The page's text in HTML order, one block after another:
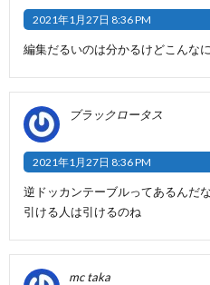
2021年1月27日 8:36 PM
編集だるいのは分かるけどこんな
ブラックロータス
2021年1月27日 8:36 PM
逆ドッカンテーブルってあるんだ
引ける人は引けるのね
mc taka